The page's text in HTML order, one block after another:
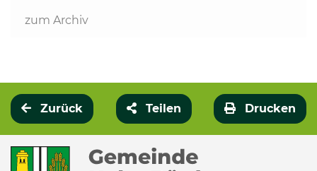
zum Archiv
Zurück Teilen Drucken